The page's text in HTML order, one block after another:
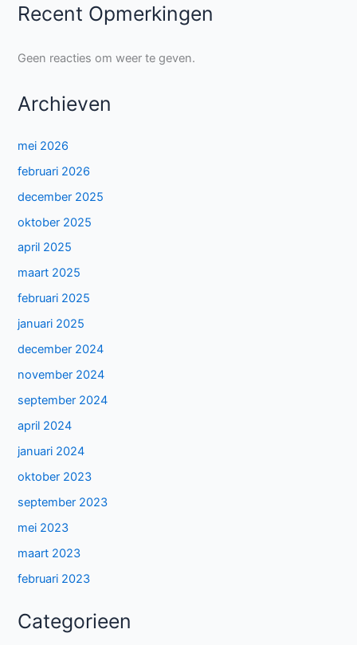
Recent Opmerkingen
Geen reacties om weer te geven.
Archieven
mei 2026
februari 2026
december 2025
oktober 2025
april 2025
maart 2025
februari 2025
januari 2025
december 2024
november 2024
september 2024
april 2024
januari 2024
oktober 2023
september 2023
mei 2023
maart 2023
februari 2023
Categorieen